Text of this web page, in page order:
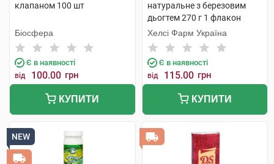
клапаном 100 шт
Біосфера
Є в наявності
від 100.00 грн
КУПИТИ
натуральне з березовим
дьогтем 270 г 1 флакон
Хелсі Фарм Україна
Є в наявності
від 115.00 грн
КУПИТИ
NEW